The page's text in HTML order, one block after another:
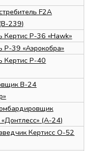
F2A
239)
Кертис P-36 «Hawk»
P-39 «Аэрокобра»
Кертис P-40
B-24
(A-24)
Кертисс O-52